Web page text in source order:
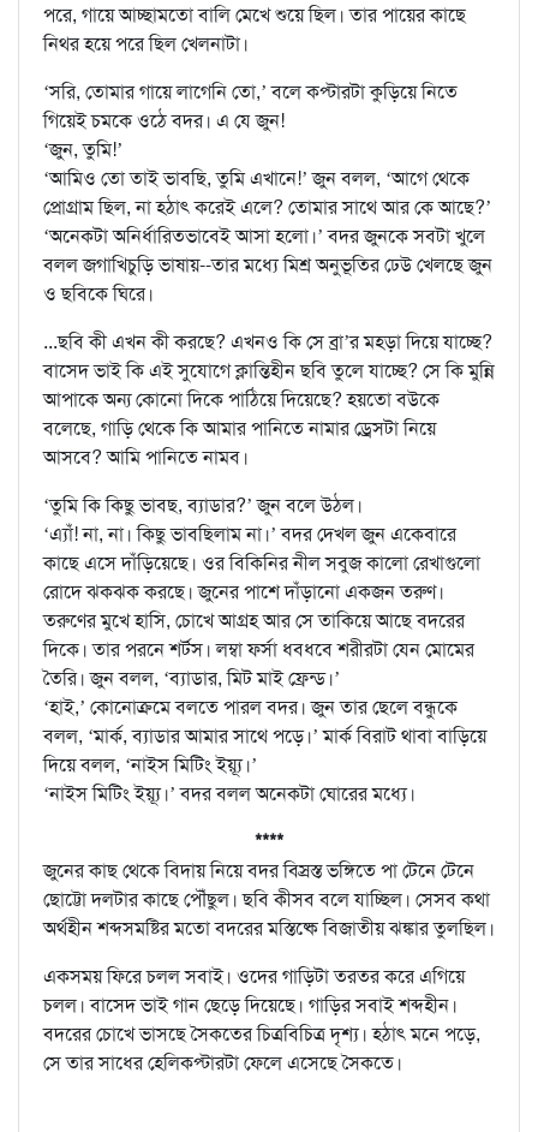
পরে, গায়ে আচ্ছামতো বালি মেখে শুয়ে ছিল। তার পায়ের কাছে
নিথর হয়ে পরে ছিল খেলনাটা।
‘সরি, তোমার গায়ে লাগেনি তো,’ বলে কপ্টারটা কুড়িয়ে নিতে
গিয়েই চমকে ওঠে বদর। এ যে জুন!
‘জুন, তুমি!’
‘আমিও তো তাই ভাবছি, তুমি এখানে!’ জুন বলল, ‘আগে থেকে
প্রোগ্রাম ছিল, না হঠাৎ করেই এলে? তোমার সাথে আর কে আছে?’
‘অনেকটা অনির্ধারিতভাবেই আসা হলো।’ বদর জুনকে সবটা খুলে
বলল জগাখিচুড়ি ভাষায়--তার মধ্যে মিশ্র অনুভূতির ঢেউ খেলছে জুন
ও ছবিকে ঘিরে।
...ছবি কী এখন কী করছে? এখনও কি সে ব্রা’র মহড়া দিয়ে যাচ্ছে?
বাসেদ ভাই কি এই সুযোগে ক্লান্তিহীন ছবি তুলে যাচ্ছে? সে কি মুন্নি
আপাকে অন্য কোনো দিকে পাঠিয়ে দিয়েছে? হয়তো বউকে
বলেছে, গাড়ি থেকে কি আমার পানিতে নামার ড্রেসটা নিয়ে
আসবে? আমি পানিতে নামব।
‘তুমি কি কিছু ভাবছ, ব্যাডার?’ জুন বলে উঠল।
‘এ্যাঁ! না, না। কিছু ভাবছিলাম না।’ বদর দেখল জুন একেবারে
কাছে এসে দাঁড়িয়েছে। ওর বিকিনির নীল সবুজ কালো রেখাগুলো
রোদে ঝকঝক করছে। জুনের পাশে দাঁড়ানো একজন তরুণ।
তরুণের মুখে হাসি, চোখে আগ্রহ আর সে তাকিয়ে আছে বদরের
দিকে। তার পরনে শর্টস। লম্বা ফর্সা ধবধবে শরীরটা যেন মোমের
তৈরি। জুন বলল, ‘ব্যাডার, মিট মাই ফ্রেন্ড।’
‘হাই,’ কোনোক্রমে বলতে পারল বদর। জুন তার ছেলে বন্ধুকে
বলল, ‘মার্ক, ব্যাডার আমার সাথে পড়ে।’ মার্ক বিরাট থাবা বাড়িয়ে
দিয়ে বলল, ‘নাইস মিটিং ইয়্যূ।’
‘নাইস মিটিং ইয়্যূ।’ বদর বলল অনেকটা ঘোরের মধ্যে।
****
জুনের কাছ থেকে বিদায় নিয়ে বদর বিস্রস্ত ভঙ্গিতে পা টেনে টেনে
ছোট্টো দলটার কাছে পৌঁছুল। ছবি কীসব বলে যাচ্ছিল। সেসব কথা
অর্থহীন শব্দসমষ্টির মতো বদরের মস্তিষ্কে বিজাতীয় ঝঙ্কার তুলছিল।
একসময় ফিরে চলল সবাই। ওদের গাড়িটা তরতর করে এগিয়ে
চলল। বাসেদ ভাই গান ছেড়ে দিয়েছে। গাড়ির সবাই শব্দহীন।
বদরের চোখে ভাসছে সৈকতের চিত্রবিচিত্র দৃশ্য। হঠাৎ মনে পড়ে,
সে তার সাধের হেলিকপ্টারটা ফেলে এসেছে সৈকতে।